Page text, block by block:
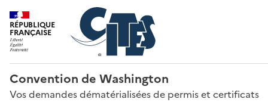
RÉPUBLIQUE
FRANÇAISE
Convention de Washington
Vos demandes dématérialisées de permis et certificats